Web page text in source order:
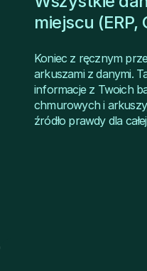
miejscu (ERP,
Koniec z ręcznym
arkuszami z danymi.
informacje z Twoich
chmurowych i
źródło prawdy dla